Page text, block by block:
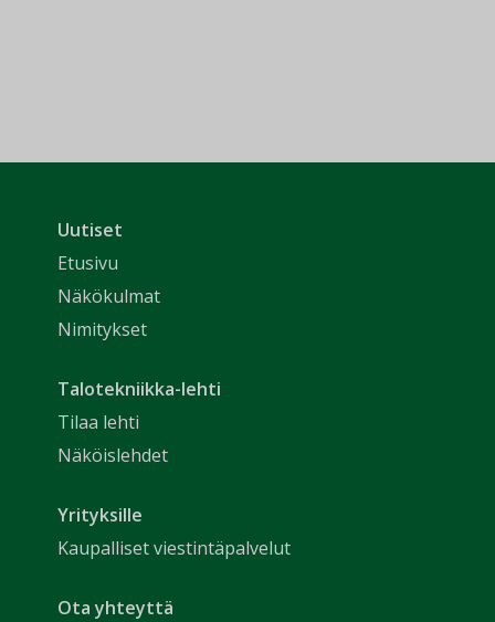
Uutiset
Etusivu
Näkökulmat
Nimitykset
Talotekniikka-lehti
Tilaa lehti
Näköislehdet
Yrityksille
Kaupalliset viestintäpalvelut
Ota yhteyttä